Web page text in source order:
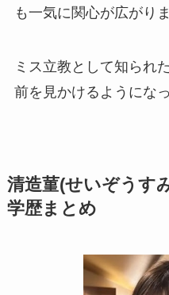
も一気に関心が広がりま
ミス立教として知られ
前を見かけるようにな
清造菫(せいぞうす
学歴まとめ